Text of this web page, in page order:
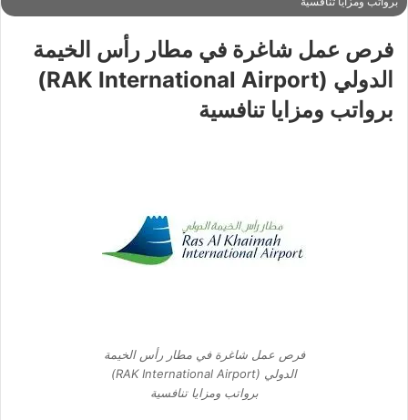
فرص عمل شاغرة في مطار رأس الخيمة
الدولي (RAK International Airport)
برواتب ومزايا تنافسية
فرص عمل شاغرة في مطار رأس الخيمة
الدولي (RAK International Airport)
برواتب ومزايا تنافسية